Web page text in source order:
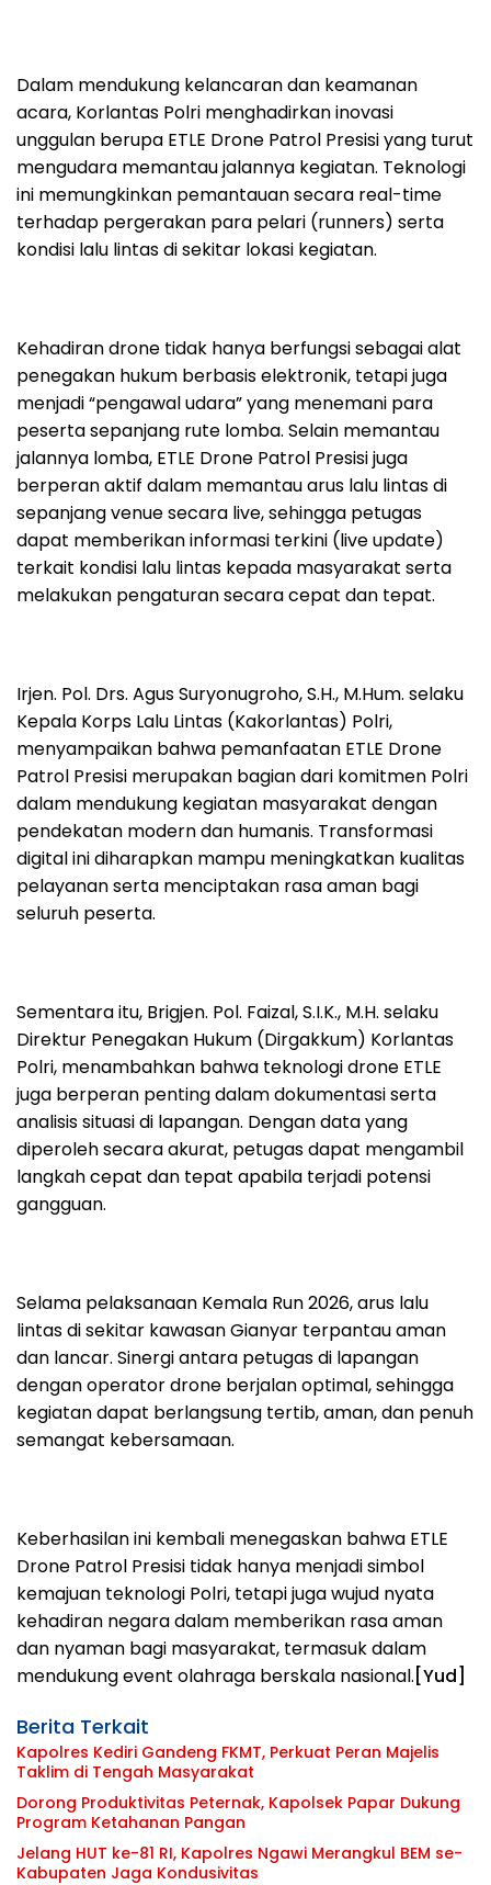
Dalam mendukung kelancaran dan keamanan
acara, Korlantas Polri menghadirkan inovasi
unggulan berupa ETLE Drone Patrol Presisi yang turut
mengudara memantau jalannya kegiatan. Teknologi
ini memungkinkan pemantauan secara real-time
terhadap pergerakan para pelari (runners) serta
kondisi lalu lintas di sekitar lokasi kegiatan.
Kehadiran drone tidak hanya berfungsi sebagai alat
penegakan hukum berbasis elektronik, tetapi juga
menjadi “pengawal udara” yang menemani para
peserta sepanjang rute lomba. Selain memantau
jalannya lomba, ETLE Drone Patrol Presisi juga
berperan aktif dalam memantau arus lalu lintas di
sepanjang venue secara live, sehingga petugas
dapat memberikan informasi terkini (live update)
terkait kondisi lalu lintas kepada masyarakat serta
melakukan pengaturan secara cepat dan tepat.
Irjen. Pol. Drs. Agus Suryonugroho, S.H., M.Hum. selaku
Kepala Korps Lalu Lintas (Kakorlantas) Polri,
menyampaikan bahwa pemanfaatan ETLE Drone
Patrol Presisi merupakan bagian dari komitmen Polri
dalam mendukung kegiatan masyarakat dengan
pendekatan modern dan humanis. Transformasi
digital ini diharapkan mampu meningkatkan kualitas
pelayanan serta menciptakan rasa aman bagi
seluruh peserta.
Sementara itu, Brigjen. Pol. Faizal, S.I.K., M.H. selaku
Direktur Penegakan Hukum (Dirgakkum) Korlantas
Polri, menambahkan bahwa teknologi drone ETLE
juga berperan penting dalam dokumentasi serta
analisis situasi di lapangan. Dengan data yang
diperoleh secara akurat, petugas dapat mengambil
langkah cepat dan tepat apabila terjadi potensi
gangguan.
Selama pelaksanaan Kemala Run 2026, arus lalu
lintas di sekitar kawasan Gianyar terpantau aman
dan lancar. Sinergi antara petugas di lapangan
dengan operator drone berjalan optimal, sehingga
kegiatan dapat berlangsung tertib, aman, dan penuh
semangat kebersamaan.
Keberhasilan ini kembali menegaskan bahwa ETLE
Drone Patrol Presisi tidak hanya menjadi simbol
kemajuan teknologi Polri, tetapi juga wujud nyata
kehadiran negara dalam memberikan rasa aman
dan nyaman bagi masyarakat, termasuk dalam
mendukung event olahraga berskala nasional.[Yud]
Berita Terkait
Kapolres Kediri Gandeng FKMT, Perkuat Peran Majelis
Taklim di Tengah Masyarakat
Dorong Produktivitas Peternak, Kapolsek Papar Dukung
Program Ketahanan Pangan
Jelang HUT ke-81 RI, Kapolres Ngawi Merangkul BEM se-
Kabupaten Jaga Kondusivitas